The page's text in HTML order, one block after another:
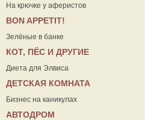
На крючке у аферистов
ВON APPETIT!
Зелёные в банке
КОТ, ПЁС И ДРУГИЕ
Диета для Элвиса
ДЕТСКАЯ КОМНАТА
Бизнес на каникулах
АВТОДРОМ